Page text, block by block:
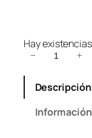
Hay existencias
H
− +
Descripción